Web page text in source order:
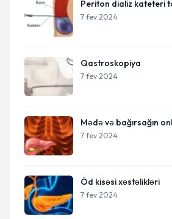
Periton dializ kateteri
7 fev 2024
Qastroskopiya
7 fev 2024
Mədə və bağırsağın
7 fev 2024
Öd kisəsi xəstəlikləri
7 fev 2024